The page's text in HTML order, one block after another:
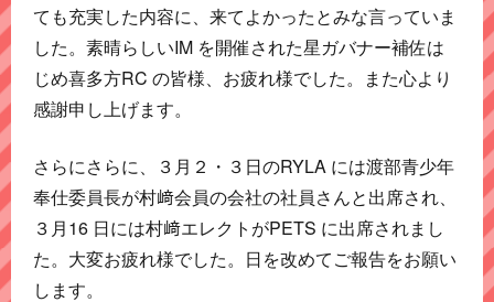
ても充実した内容に、来てよかったとみな言っていま
した。素晴らしいIM を開催された星ガバナー補佐は
じめ喜多方RC の皆様、お疲れ様でした。また心より
感謝申し上げます。
さらにさらに、３月２・３日のRYLA には渡部青少年
奉仕委員長が村﨑会員の会社の社員さんと出席され、
３月16 日には村﨑エレクトがPETS に出席されまし
た。大変お疲れ様でした。日を改めてご報告をお願い
します。